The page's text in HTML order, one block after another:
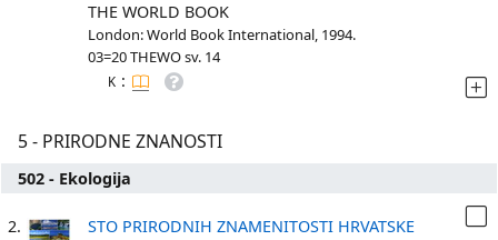
THE WORLD BOOK
London: World Book International, 1994.
03=20 THEWO sv. 14
K :
5 - PRIRODNE ZNANOSTI
502 - Ekologija
2.
STO PRIRODNIH ZNAMENITOSTI HRVATSKE